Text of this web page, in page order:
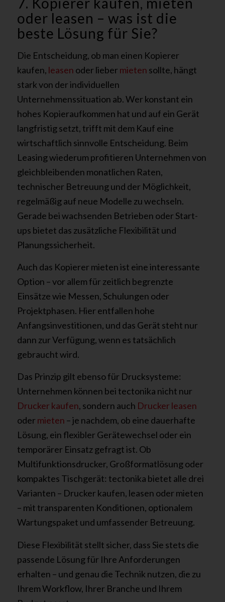
oder leasen – was ist die
beste Lösung für Sie?
Die Entscheidung, ob man einen Kopierer
kaufen, leasen oder liebermieten sollte, hängt
stark von der individuellen
Unternehmenssituation ab. Wer konstant ein
hohes Kopieraufkommen hat und auf ein Gerät
langfristig setzt, trifft mit dem Kauf eine
wirtschaftlich sinnvolle Entscheidung. Beim
Leasing wiederum profitieren Unternehmen von
gleichbleibenden monatlichen Raten,
technischer Betreuung und der Möglichkeit,
regelmäßig auf neue Modelle zu wechseln.
Gerade bei wachsenden Betrieben oder Start-
ups bietet das zusätzliche Flexibilität und
Planungssicherheit.
Auch das Kopierer mieten ist eine interessante
Option – vor allem für zeitlich begrenzte
Einsätze wie Messen, Schulungen oder
Projektphasen. Hier entfallen hohe
Anfangsinvestitionen, und das Gerät steht nur
dann zur Verfügung, wenn es tatsächlich
gebraucht wird.
Das Prinzip gilt ebenso für Drucksysteme:
Unternehmen können bei tectonika nicht nur
Drucker kaufen, sondern auch Drucker leasen
odermieten – je nachdem, ob eine dauerhafte
Lösung, ein flexibler Gerätewechsel oder ein
temporärer Einsatz gefragt ist. Ob
Multifunktionsdrucker, Großformatlösung oder
kompaktes Tischgerät: tectonika bietet alle drei
Varianten – Drucker kaufen, leasen oder mieten
– mit transparenten Konditionen, optionalem
Wartungspaket und umfassender Betreuung.
Diese Flexibilität stellt sicher, dass Sie stets die
passende Lösung für Ihre Anforderungen
erhalten – und genau die Technik nutzen, die zu
Ihrem Workflow, Ihrer Branche und Ihrem